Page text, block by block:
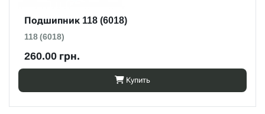
Подшипник 118 (6018)
118 (6018)
260.00 грн.
Купить